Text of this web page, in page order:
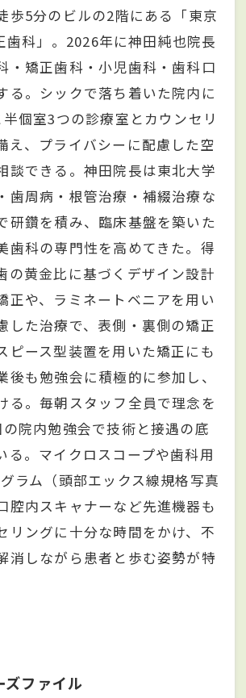
歩5分のビルの2階にある「東京
歯科」。2026年に神田純也院長
・矯正歯科・小児歯科・歯科口
る。シックで落ち着いた院内に
個室3つの診療室とカウンセリ
え、プライバシーに配慮した空
談できる。神田院長は東北大学
歯周病・根管治療・補綴治療な
研鑽を積み、臨床基盤を築いた
歯科の専門性を高めてきた。得
の黄金比に基づくデザイン設計
正や、ラミネートベニアを用い
した治療で、表側・裏側の矯正
ピース型装置を用いた矯正にも
後も勉強会に積極的に参加し、
る。毎朝スタッフ全員で理念を
院内勉強会で技術と接遇の底
る。マイクロスコープや歯科用
ラム（頭部エックス線規格写真
腔内スキャナーなど先進機器も
リングに十分な時間をかけ、不
消しながら患者と歩む姿勢が特
ズファイル